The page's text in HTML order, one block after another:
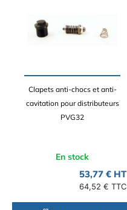
Clapets anti-chocs et anti-
cavitation pour distributeurs
PVG32
En stock
53,77 € HT
64,52 € TTC